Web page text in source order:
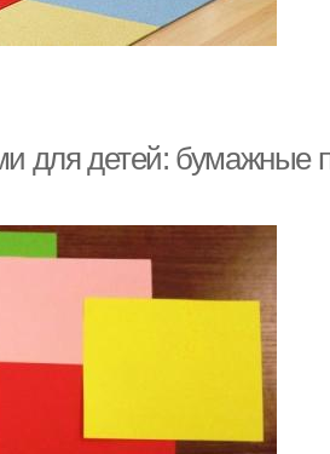
для детей: бумажные